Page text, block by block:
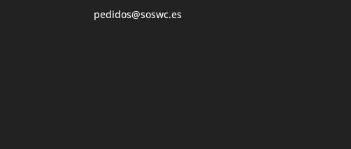
pedidos@soswc.es